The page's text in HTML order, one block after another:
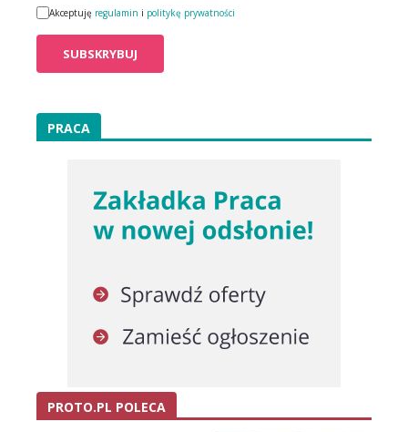
Akceptuję regulamin i politykę prywatności
PRACA
PROTO.PL POLECA